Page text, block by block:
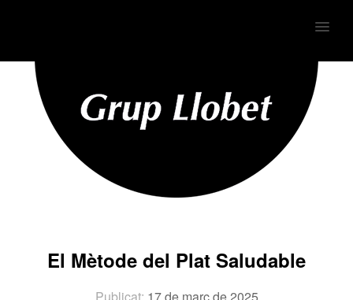
MENU
El Mètode del Plat Saludable